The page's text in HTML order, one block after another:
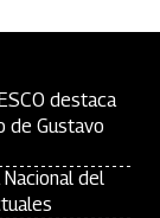
destaca
de Gustavo
del